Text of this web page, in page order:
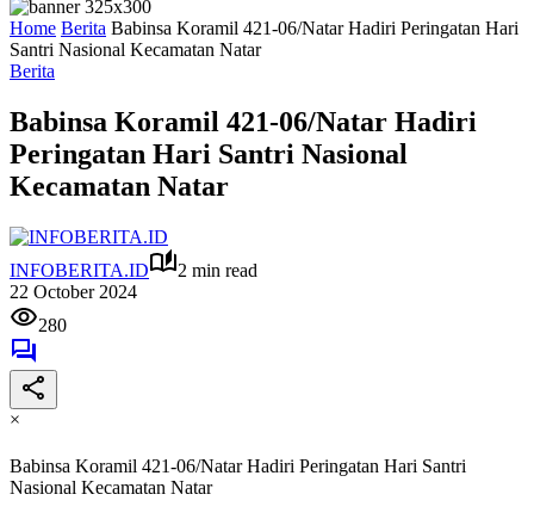
Home Berita Babinsa Koramil 421-06/Natar Hadiri Peringatan Hari
Santri Nasional Kecamatan Natar
Berita
Babinsa Koramil 421-06/Natar Hadiri
Peringatan Hari Santri Nasional
Kecamatan Natar
INFOBERITA.ID
2 min read
22 October 2024
280
×
Babinsa Koramil 421-06/Natar Hadiri Peringatan Hari Santri
Nasional Kecamatan Natar